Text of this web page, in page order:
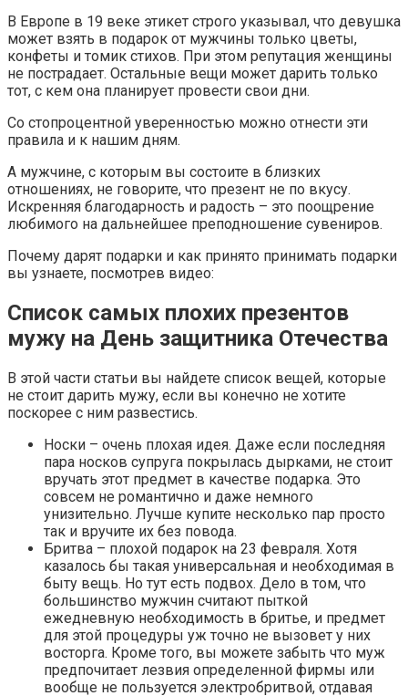
В Европе в 19 веке этикет строго указывал, что девушка
может взять в подарок от мужчины только цветы,
конфеты и томик стихов. При этом репутация женщины
не пострадает. Остальные вещи может дарить только
тот, с кем она планирует провести свои дни.
Со стопроцентной уверенностью можно отнести эти
правила и к нашим дням.
А мужчине, с которым вы состоите в близких
отношениях, не говорите, что презент не по вкусу.
Искренняя благодарность и радость – это поощрение
любимого на дальнейшее преподношение сувениров.
Почему дарят подарки и как принято принимать подарки
вы узнаете, посмотрев видео:
Список самых плохих презентов
мужу на День защитника Отечества
В этой части статьи вы найдете список вещей, которые
не стоит дарить мужу, если вы конечно не хотите
поскорее с ним развестись.
Носки – очень плохая идея. Даже если последняя
пара носков супруга покрылась дырками, не стоит
вручать этот предмет в качестве подарка. Это
совсем не романтично и даже немного
унизительно. Лучше купите несколько пар просто
так и вручите их без повода.
Бритва – плохой подарок на 23 февраля. Хотя
казалось бы такая универсальная и необходимая в
быту вещь. Но тут есть подвох. Дело в том, что
большинство мужчин считают пыткой
ежедневную необходимость в бритье, и предмет
для этой процедуры уж точно не вызовет у них
восторга. Кроме того, вы можете забыть что муж
предпочитает лезвия определенной фирмы или
вообще не пользуется электробритвой, отдавая